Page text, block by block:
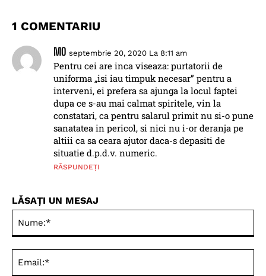
1 COMENTARIU
MO septembrie 20, 2020 La 8:11 am
Pentru cei are inca viseaza: purtatorii de
uniforma „isi iau timpuk necesar” pentru a
interveni, ei prefera sa ajunga la locul faptei
dupa ce s-au mai calmat spiritele, vin la
constatari, ca pentru salarul primit nu si-o pune
sanatatea in pericol, si nici nu i-or deranja pe
altiii ca sa ceara ajutor daca-s depasiti de
situatie d.p.d.v. numeric.
RĂSPUNDEȚI
LĂSAȚI UN MESAJ